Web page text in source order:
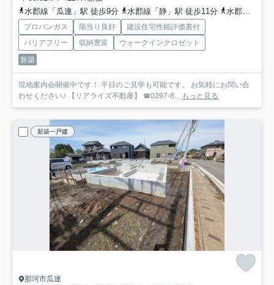
水郡線「瓜連」駅 徒歩9分
水郡線「静」駅 徒歩11分 水郡線「常陸鴻巣」駅 徒歩55分
プロパンガス 陽当り良好
建設住宅性能評価書付
バリアフリー
収納豊富
ウォークインクロゼット
新築
現地案内会開催中です！ 平日のご見学も可能です。 お気軽にお問い合
わせください♪ 【リアライズ不動産】 ☎0297-8... もっと見る
新築一戸建
那珂市瓜連